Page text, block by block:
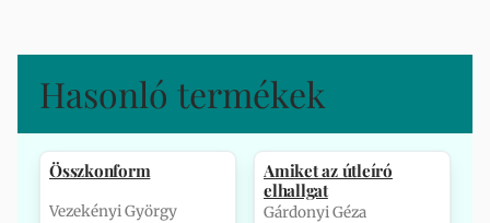
Hasonló termékek
Összkonform
Vezekényi György
Amiket az útleíró
elhallgat
Gárdonyi Géza